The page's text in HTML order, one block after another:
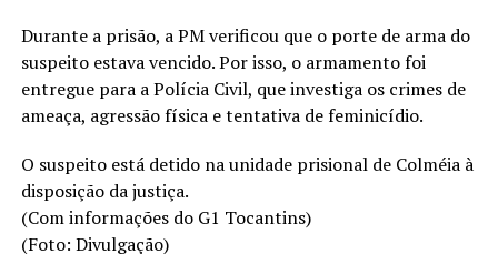
Durante a prisão, a PM verificou que o porte de arma do
suspeito estava vencido. Por isso, o armamento foi
entregue para a Polícia Civil, que investiga os crimes de
ameaça, agressão física e tentativa de feminicídio.
O suspeito está detido na unidade prisional de Colméia à
disposição da justiça.
(Com informações do G1 Tocantins)
(Foto: Divulgação)